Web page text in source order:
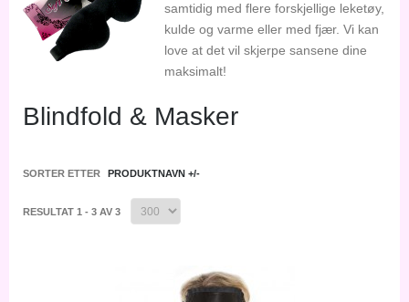
samtidig med flere forskjellige leketøy,
kulde og varme eller med fjær. Vi kan
love at det vil skjerpe sansene dine
maksimalt!
Blindfold & Masker
SORTER ETTER PRODUKTNAVN +/-
RESULTAT 1 - 3 AV 3